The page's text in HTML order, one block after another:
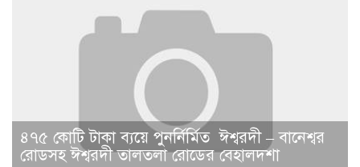
৪৭৫ কোটি টাকা ব্যয়ে পুনর্নির্মিত ঈশ্বরদী – বানেশ্বর
রোডসহ ঈশ্বরদী তালতলা রোডের বেহালদশা